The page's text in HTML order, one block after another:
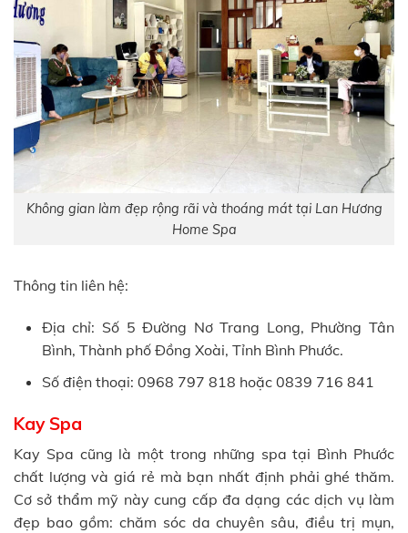
Không gian làm đẹp rộng rãi và thoáng mát tại Lan Hương
Home Spa
Thông tin liên hệ:
Địa chỉ: Số 5 Đường Nơ Trang Long, Phường Tân
Bình, Thành phố Đồng Xoài, Tỉnh Bình Phước.
Số điện thoại: 0968 797 818 hoặc 0839 716 841
Kay Spa
Kay Spa cũng là một trong những spa tại Bình Phước
chất lượng và giá rẻ mà bạn nhất định phải ghé thăm.
Cơ sở thẩm mỹ này cung cấp đa dạng các dịch vụ làm
đẹp bao gồm: chăm sóc da chuyên sâu, điều trị mụn,